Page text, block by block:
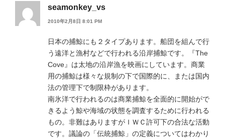
seamonkey_vs
2010年2月8日 8:01 PM
日本の捕鯨にも２タイプあります。船団を組んで行
う遠洋と漁村などで行われる沿岸捕鯨です。『The
Cove』は太地の沿岸漁を映画にしています。商業
用の捕鯨は様々な規制の下で国際的に、または国内
法の管理下で制限枠があります。
南氷洋で行われるのは商業捕鯨を全面的に開始がで
きるよう鯨や海域の状態を調査するために行われる
もの。非難はありますがＩＷＣ許可下の合法な活動
です。議論の「伝統捕鯨」の定義についてはわかり